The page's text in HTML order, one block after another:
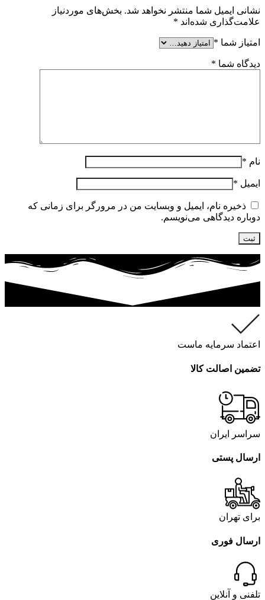
نشانی ایمیل شما منتشر نخواهد شد. بخش‌های موردنیاز
علامت‌گذاری شده‌اند *
امتیاز شما *
دیدگاه شما *
نام *
ایمیل *
ذخیره نام، ایمیل و وبسایت من در مرورگر برای زمانی که
دوباره دیدگاهی می‌نویسم.
اعتماد سرمایه ماست
تضمین اصالت کالا
سراسر ایران
ارسال پستی
برای تهران
ارسال فوری
تلفنی و آنلاین